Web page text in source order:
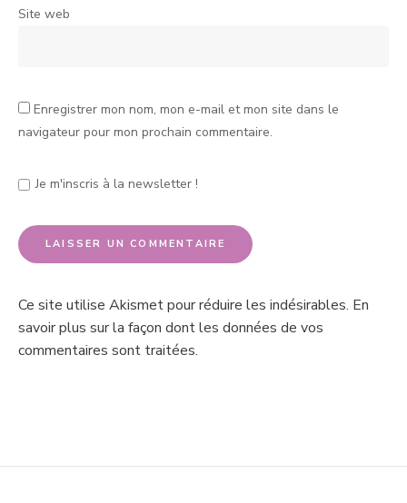
Site web
Enregistrer mon nom, mon e-mail et mon site dans le
navigateur pour mon prochain commentaire.
Je m'inscris à la newsletter !
Ce site utilise Akismet pour réduire les indésirables. En
savoir plus sur la façon dont les données de vos
commentaires sont traitées.